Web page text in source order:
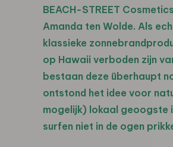
BEACH-STREET
Amanda ten Wolde. Als
klassieke
op Hawaii verboden zijn
bestaan deze überhaupt
ontstond het idee voor
mogelijk) lokaal geoogste
surfen niet in de ogen